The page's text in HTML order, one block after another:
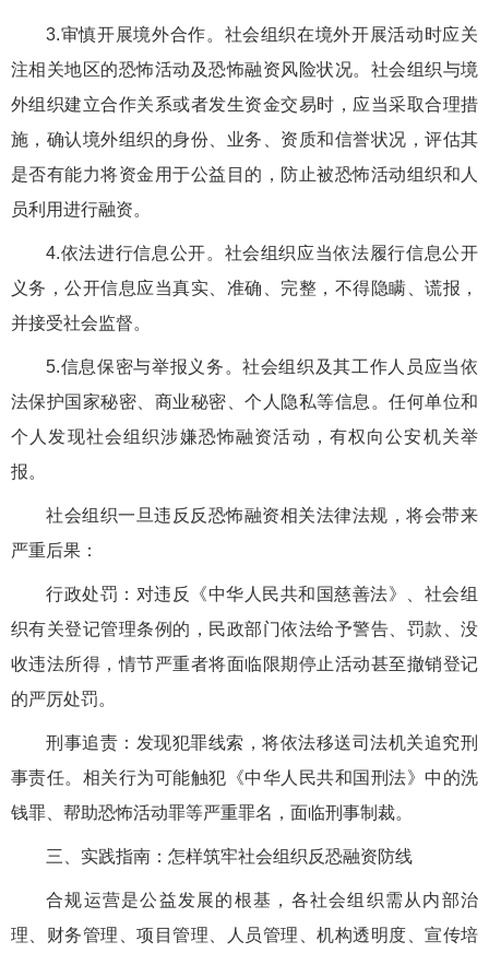
3.审慎开展境外合作。社会组织在境外开展活动时应关
注相关地区的恐怖活动及恐怖融资风险状况。社会组织与境
外组织建立合作关系或者发生资金交易时，应当采取合理措
施，确认境外组织的身份、业务、资质和信誉状况，评估其
是否有能力将资金用于公益目的，防止被恐怖活动组织和人
员利用进行融资。
4.依法进行信息公开。社会组织应当依法履行信息公开
义务，公开信息应当真实、准确、完整，不得隐瞒、谎报，
并接受社会监督。
5.信息保密与举报义务。社会组织及其工作人员应当依
法保护国家秘密、商业秘密、个人隐私等信息。任何单位和
个人发现社会组织涉嫌恐怖融资活动，有权向公安机关举
报。
社会组织一旦违反反恐怖融资相关法律法规，将会带来
严重后果：
行政处罚：对违反《中华人民共和国慈善法》、社会组
织有关登记管理条例的，民政部门依法给予警告、罚款、没
收违法所得，情节严重者将面临限期停止活动甚至撤销登记
的严厉处罚。
刑事追责：发现犯罪线索，将依法移送司法机关追究刑
事责任。相关行为可能触犯《中华人民共和国刑法》中的洗
钱罪、帮助恐怖活动罪等严重罪名，面临刑事制裁。
三、实践指南：怎样筑牢社会组织反恐融资防线
合规运营是公益发展的根基，各社会组织需从内部治
理、财务管理、项目管理、人员管理、机构透明度、宣传培